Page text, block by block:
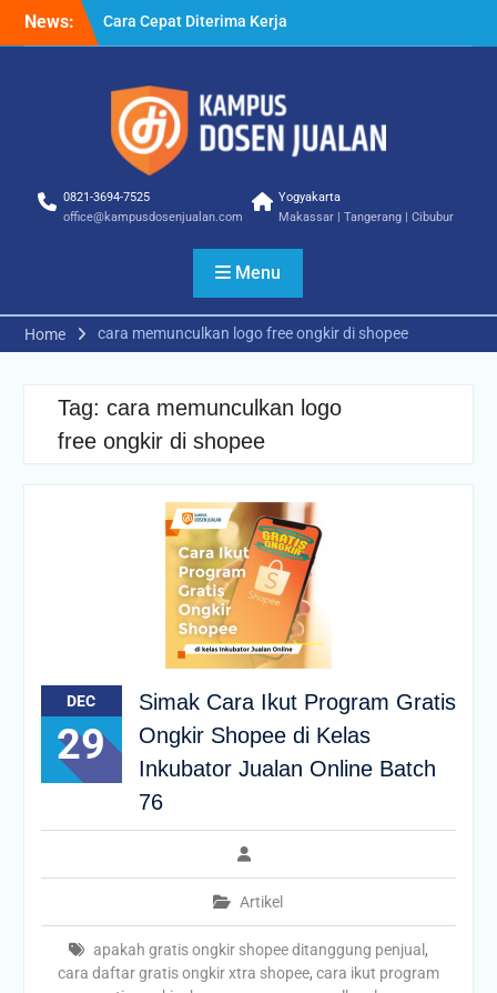
News:
Cara Cepat Diterima Kerja
– Tips Praktis yang Bisa
Cara Biar Dapat Pekerjaan
– Panduan Lengkap untuk
Pencari Kerja
Cara Dapat Pekerjaan –
Memperbesar Peluang
0821-3694-7525
office@kampusdosenjualan.com
Yogyakarta
Makassar | Tangerang | Cibubur
Menu
Home cara memunculkan logo free ongkir di shopee
Tag: cara memunculkan logo
free ongkir di shopee
DEC
29
Simak Cara Ikut Program Gratis
Ongkir Shopee di Kelas
Inkubator Jualan Online Batch
76
Artikel
apakah gratis ongkir shopee ditanggung penjual ,
cara daftar gratis ongkir xtra shopee, cara ikut program